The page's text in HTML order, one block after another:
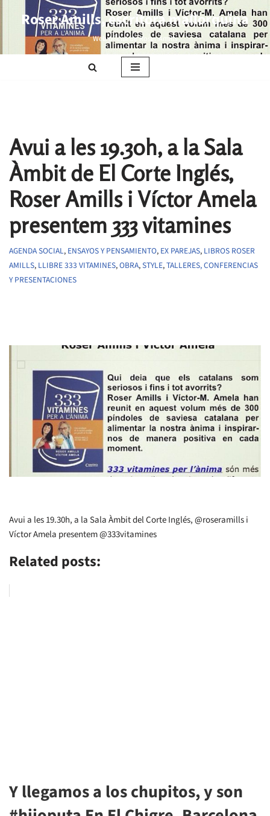
Roser Amills, escritora mallorquina
Web oficial de Roser Amills
Avui a les 19.30h, a la Sala
Àmbit de El Corte Inglés,
Roser Amills i Víctor Amela
presentem 333 vitamines
AGENDA SOCIAL, ENSAYOS Y PENSAMIENTO, EX PAREJAS, LIBROS ROSER
AMILLS, LLIBRE 333 VITAMINES,OBRA,STYLE,TALLERES, CONFERENCIAS
Y PRESENTACIONES
Avui a les 19.30h, a la Sala Àmbit del Corte Inglés, @roseramills i
Víctor Amela presentem @333vitamines
Related posts:
Y llegamos a los chupitos, y son